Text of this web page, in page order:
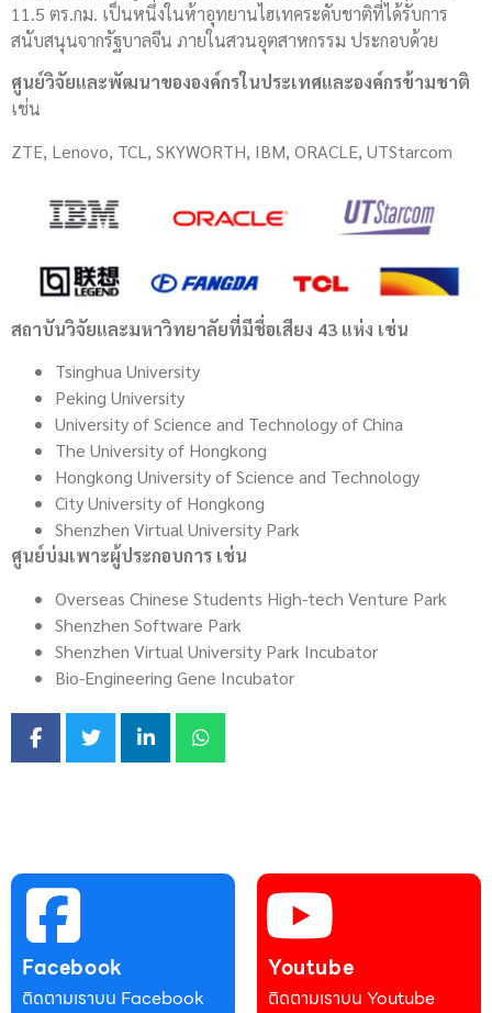
11.5 ตร.กม. เป็นหนึ่งในห้าอุทยานไฮเทคระดับชาติที่ได้รับการ
สนับสนุนจากรัฐบาลจีน ภายในสวนอุตสาหกรรม ประกอบด้วย
ศูนย์วิจัยและพัฒนาขององค์กรในประเทศและองค์กรข้ามชาติ
เช่น
ZTE, Lenovo, TCL, SKYWORTH, IBM, ORACLE, UTStarcom
สถาบันวิจัยและมหาวิทยาลัยที่มีชื่อเสียง 43 แห่ง เช่น
Tsinghua University
Peking University
University of Science and Technology of China
The University of Hongkong
Hongkong University of Science and Technology
City University of Hongkong
Shenzhen Virtual University Park
ศูนย์บ่มเพาะผู้ประกอบการ เช่น
Overseas Chinese Students High-tech Venture Park
Shenzhen Software Park
Shenzhen Virtual University Park Incubator
Bio-Engineering Gene Incubator
Facebook
ติดตามเราบน Facebook
Youtube
ติดตามเราบน Youtube